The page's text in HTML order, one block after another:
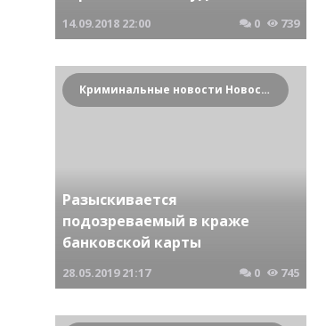
14.09.2018 22:00 0 739
Криминальные новости Новосибирска и Сибирского региона
Разыскивается
подозреваемый в краже
банковской карты
28.05.2019 21:17 0 745